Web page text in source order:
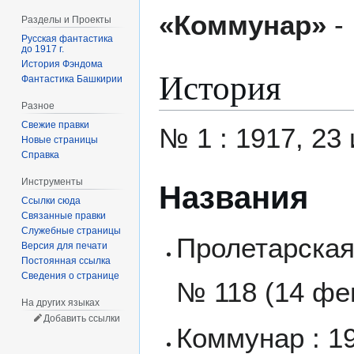
«Коммунар» -
История
№ 1 : 1917, 23
Названия
№ 118 (14
Коммунар :
Разделы и Проекты
Русская фантастика
до 1917 г.
История Фэндома
Фантастика Башкирии
Разное
Свежие правки
Новые страницы
Справка
Инструменты
Ссылки сюда
Связанные правки
Служебные страницы
Версия для печати
Постоянная ссылка
Сведения о странице
На других языках
Добавить ссылки